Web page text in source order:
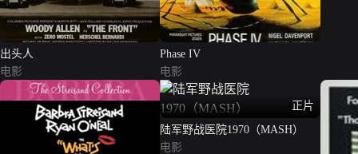
出头人
电影
Phase IV
电影
正片
陆军野战医院1970（MASH）
电影